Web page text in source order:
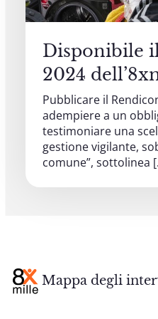
4 OTTOBRE 2025 - 5
Rifugiato 2025
FONDAZIONE MIGRANTES
6 OTTOBRE 2025
Comitato Beni
culto - sezione
COMITATO PER LA
INTERVENTO A FAVORE
parrocchiali tra
Disponibile
2024
Pubblicare il
adempiere a un
testimoniare una
gestione vigilante,
comune”, sottolinea
Mappa degli